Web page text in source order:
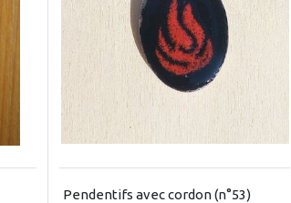
Pendentifs avec cordon (n°53)